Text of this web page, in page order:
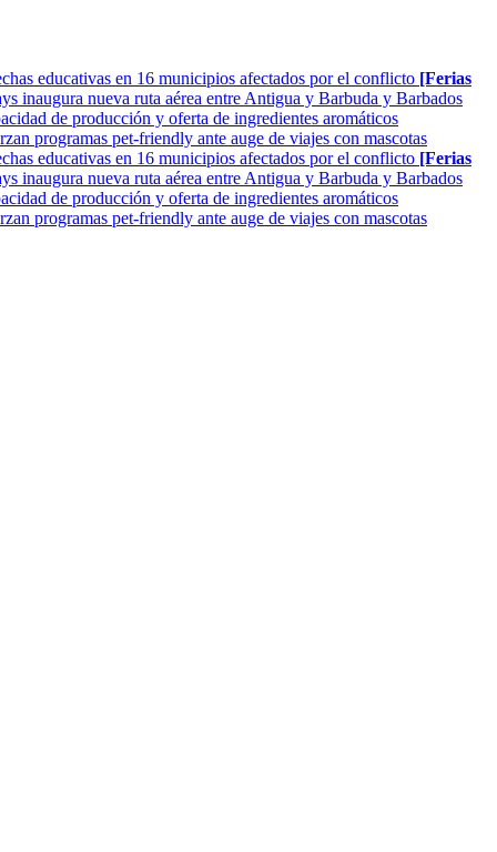
educativas en 16 municipios afectados por el conflicto [Ferias
inaugura nueva ruta aérea entre Antigua y Barbuda y Barbados
de producción y oferta de ingredientes aromáticos
programas pet-friendly ante auge de viajes con mascotas
educativas en 16 municipios afectados por el conflicto [Ferias
inaugura nueva ruta aérea entre Antigua y Barbuda y Barbados
de producción y oferta de ingredientes aromáticos
programas pet-friendly ante auge de viajes con mascotas